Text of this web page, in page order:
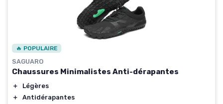
🔥 POPULAIRE
SAGUARO
Chaussures Minimalistes Anti-dérapantes
＋
Légères
＋
Antidérapantes